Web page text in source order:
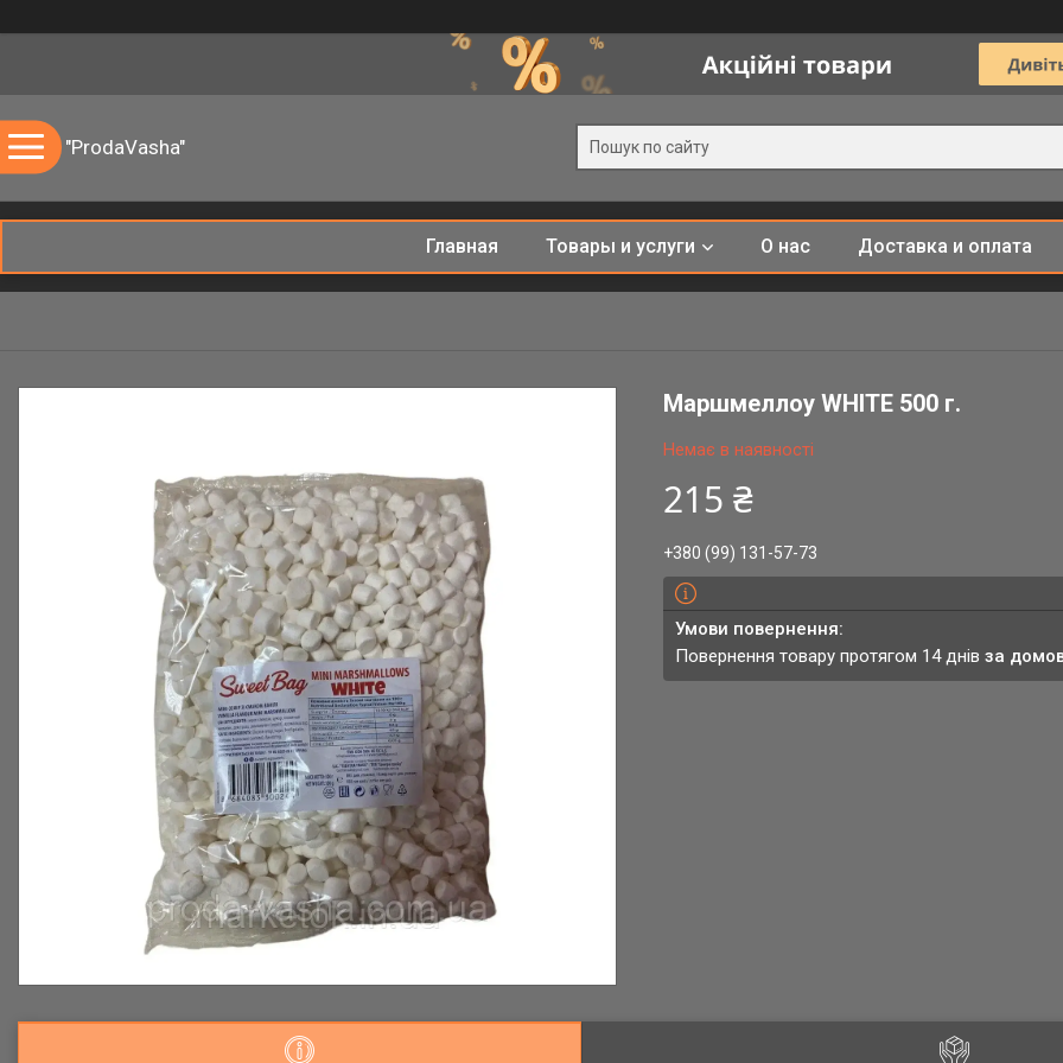
"ProdaVasha"
Главная Товары и услуги О нас Доставка и оплата
Маршмеллоу WHITE 500 г.
Немає в наявності
215 ₴
+380 (99) 131-57-73
повернення товару протягом 14 днівза